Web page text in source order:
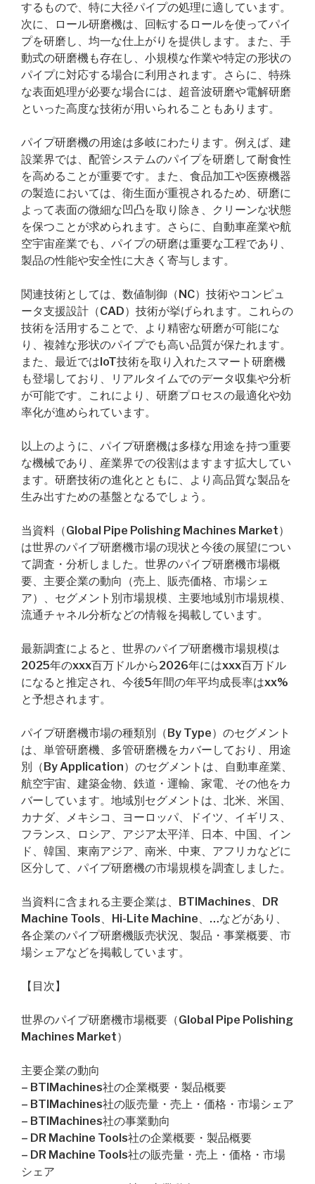
するもので、特に大径パイプの処理に適しています。
次に、ロール研磨機は、回転するロールを使ってパイ
プを研磨し、均一な仕上がりを提供します。また、手
動式の研磨機も存在し、小規模な作業や特定の形状の
パイプに対応する場合に利用されます。さらに、特殊
な表面処理が必要な場合には、超音波研磨や電解研磨
といった高度な技術が用いられることもあります。
パイプ研磨機の用途は多岐にわたります。例えば、建
設業界では、配管システムのパイプを研磨して耐食性
を高めることが重要です。また、食品加工や医療機器
の製造においては、衛生面が重視されるため、研磨に
よって表面の微細な凹凸を取り除き、クリーンな状態
を保つことが求められます。さらに、自動車産業や航
空宇宙産業でも、パイプの研磨は重要な工程であり、
製品の性能や安全性に大きく寄与します。
関連技術としては、数値制御（NC）技術やコンピュ
ータ支援設計（CAD）技術が挙げられます。これらの
技術を活用することで、より精密な研磨が可能にな
り、複雑な形状のパイプでも高い品質が保たれます。
また、最近ではIoT技術を取り入れたスマート研磨機
も登場しており、リアルタイムでのデータ収集や分析
が可能です。これにより、研磨プロセスの最適化や効
率化が進められています。
以上のように、パイプ研磨機は多様な用途を持つ重要
な機械であり、産業界での役割はますます拡大してい
ます。研磨技術の進化とともに、より高品質な製品を
生み出すための基盤となるでしょう。
当資料（Global Pipe Polishing Machines Market）
は世界のパイプ研磨機市場の現状と今後の展望につい
て調査・分析しました。世界のパイプ研磨機市場概
要、主要企業の動向（売上、販売価格、市場シェ
ア）、セグメント別市場規模、主要地域別市場規模、
流通チャネル分析などの情報を掲載しています。
最新調査によると、世界のパイプ研磨機市場規模は
2025年のxxx百万ドルから2026年にはxxx百万ドル
になると推定され、今後5年間の年平均成長率はxx%
と予想されます。
パイプ研磨機市場の種類別（By Type）のセグメント
は、単管研磨機、多管研磨機をカバーしており、用途
別（By Application）のセグメントは、自動車産業、
航空宇宙、建築金物、鉄道・運輸、家電、その他をカ
バーしています。地域別セグメントは、北米、米国、
カナダ、メキシコ、ヨーロッパ、ドイツ、イギリス、
フランス、ロシア、アジア太平洋、日本、中国、イン
ド、韓国、東南アジア、南米、中東、アフリカなどに
区分して、パイプ研磨機の市場規模を調査しました。
当資料に含まれる主要企業は、BTIMachines、DR
Machine Tools、Hi-Lite Machine、…などがあり、
各企業のパイプ研磨機販売状況、製品・事業概要、市
場シェアなどを掲載しています。
【目次】
世界のパイプ研磨機市場概要（Global Pipe Polishing
Machines Market）
主要企業の動向
– BTIMachines社の企業概要・製品概要
– BTIMachines社の販売量・売上・価格・市場シェア
– BTIMachines社の事業動向
– DR Machine Tools社の企業概要・製品概要
– DR Machine Tools社の販売量・売上・価格・市場
シェア